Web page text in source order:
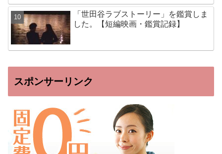
「世田谷ラブストーリー」を鑑賞しま
した。【短編映画・鑑賞記録】
スポンサーリンク